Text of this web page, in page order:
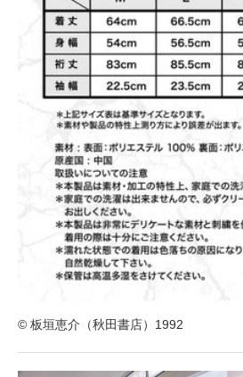
© 板垣恵介（秋田書店）1992